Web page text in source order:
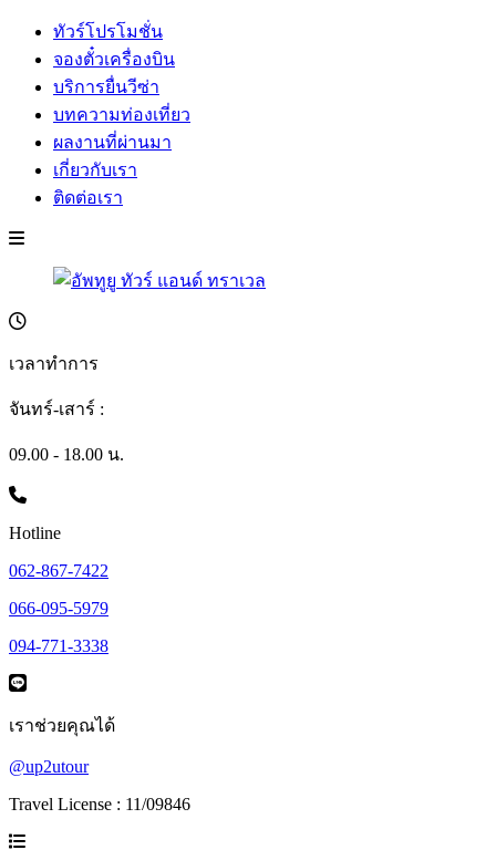
ทัวร์โปรโมชั่น
จองตั๋วเครื่องบิน
บริการยื่นวีซ่า
บทความท่องเที่ยว
ผลงานที่ผ่านมา
เกี่ยวกับเรา
ติดต่อเรา
เวลาทำการ
จันทร์-เสาร์ :
09.00 - 18.00 น.
Hotline
062-867-7422
066-095-5979
094-771-3338
เราช่วยคุณได้
@up2utour
Travel License : 11/09846